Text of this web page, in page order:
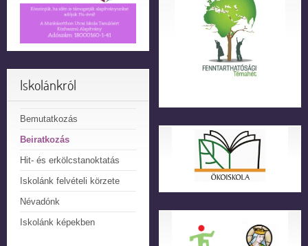
Iskolánkról
Bemutatkozás
Beiratkozás
Hit- és erkölcstanoktatás
Iskolánk felvételi körzete
Névadónk
Iskolánk képekben